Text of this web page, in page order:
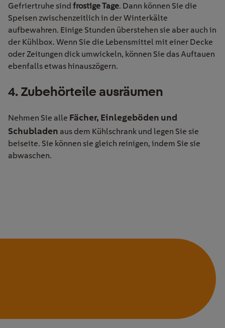
Gefriertruhe sind frostige Tage. Dann können Sie die
Speisen zwischenzeitlich in der Winterkälte
aufbewahren. Einige Stunden überstehen sie aber auch in
der Kühlbox. Wenn Sie die Lebensmittel mit einer Decke
oder Zeitungen dick umwickeln, können Sie das Auftauen
ebenfalls etwas hinauszögern.
4. Zubehörteile ausräumen
Nehmen Sie alle Fächer, Einlegeböden und
Schubladen aus dem Kühlschrank und legen Sie sie
beiseite. Sie können sie gleich reinigen, indem Sie sie
abwaschen.